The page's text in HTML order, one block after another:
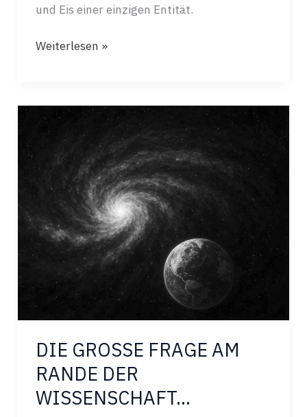
und Eis einer einzigen Entität.
BEWUSSTSEIN
EINE
ZWEISEITIGE
BEZIEHUNG
Weiterlesen »
DIE GROSSE FRAGE AM
RANDE DER
WISSENSCHAFT…